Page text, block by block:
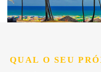
QUAL O SEU